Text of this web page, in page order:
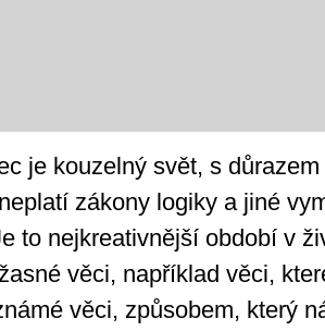
je kouzelný svět, s
zákony logiky a jiné
to nejkreativnější období v
věci, například věci,
věci, způsobem, který